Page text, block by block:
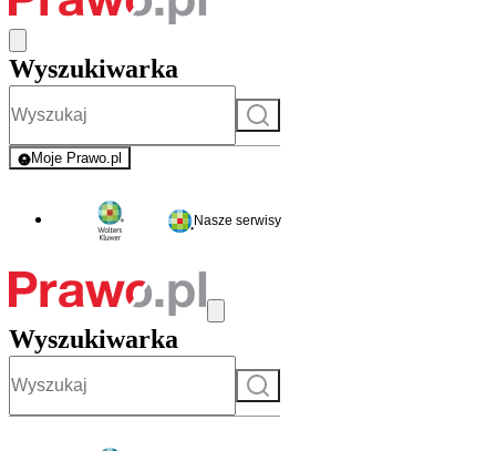
Wyszukiwarka
Szukaj
Moje Prawo.pl
- rejestracja i logowanie do serwisu
Nasze serwisy
Wyszukiwarka
Szukaj